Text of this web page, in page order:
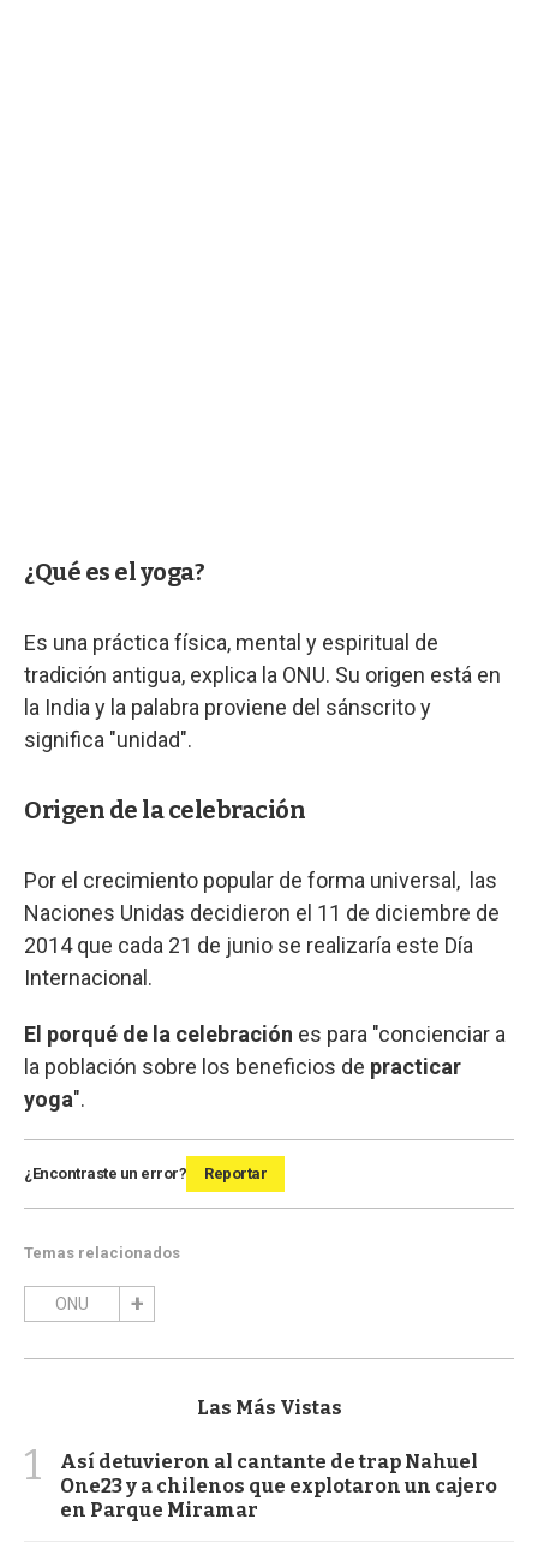
¿Qué es el yoga?
Es una práctica física, mental y espiritual de
tradición antigua, explica la ONU. Su origen está en
la India y la palabra proviene del sánscrito y
significa "unidad".
Origen de la celebración
Por el crecimiento popular de forma universal, las
Naciones Unidas decidieron el 11 de diciembre de
2014 que cada 21 de junio se realizaría este Día
Internacional.
El porqué de la celebración es para "concienciar a
la población sobre los beneficios de practicar
yoga".
¿Encontraste un error? Reportar
Temas relacionados
ONU
Las Más Vistas
1
Así detuvieron al cantante de trap Nahuel
One23 y a chilenos que explotaron un cajero
en Parque Miramar